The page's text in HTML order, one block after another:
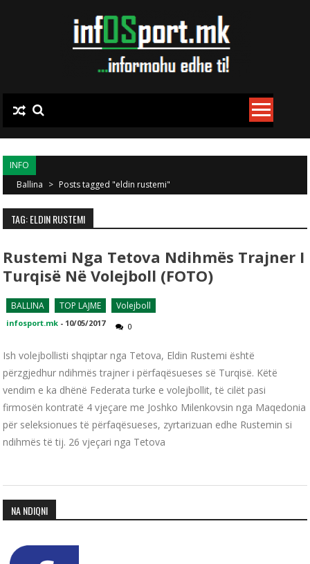
INFO
Ballina > Posts tagged "eldin rustemi"
TAG: ELDIN RUSTEMI
Rustemi Nga Tetova Ndihmës Trajner I
Turqisë Në Volejboll (FOTO)
BALLINA TOP LAJME Volejboll
infosport.mk - 10/05/2017 0
Ish volejbollisti shqiptar nga Tetova, Eldin Rustemi është
përzgjedhur ndihmës trajner i përfaqësueses së Turqisë. Këtë
vendim e ka dhënë Federata turke e volejbollit, të cilët pasi
firmosën kontratë 4 vjeçare me Joshko Milenkovsin nga Maqedonia
për seleksionues të përfaqësueses, zyrtarizuan edhe Rustemin si
ndihmës të tij. 26 vjeçari nga Tetova
NA NDIQNI